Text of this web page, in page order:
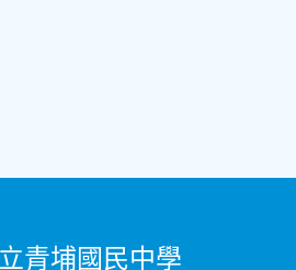
青埔國民中學